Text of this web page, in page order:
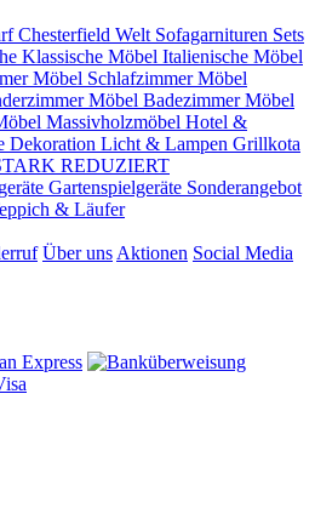
Chesterfield Welt Sofagarnituren Sets
Klassische Möbel Italienische Möbel
Möbel Schlafzimmer Möbel
Möbel Badezimmer Möbel
Massivholzmöbel Hotel &
Dekoration Licht & Lampen Grillkota
REDUZIERT
Gartenspielgeräte Sonderangebot
& Läufer
Über uns Aktionen Social Media